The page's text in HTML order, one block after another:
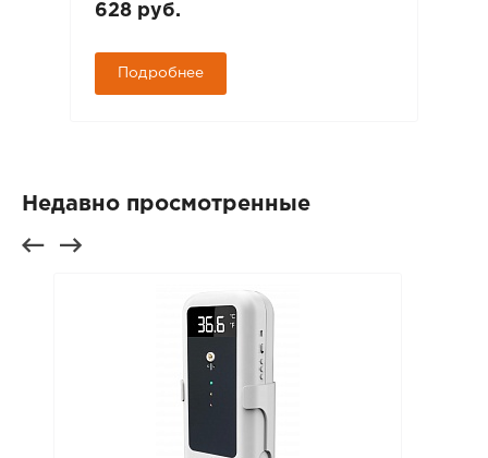
628 руб.
Подробнее
Недавно просмотренные